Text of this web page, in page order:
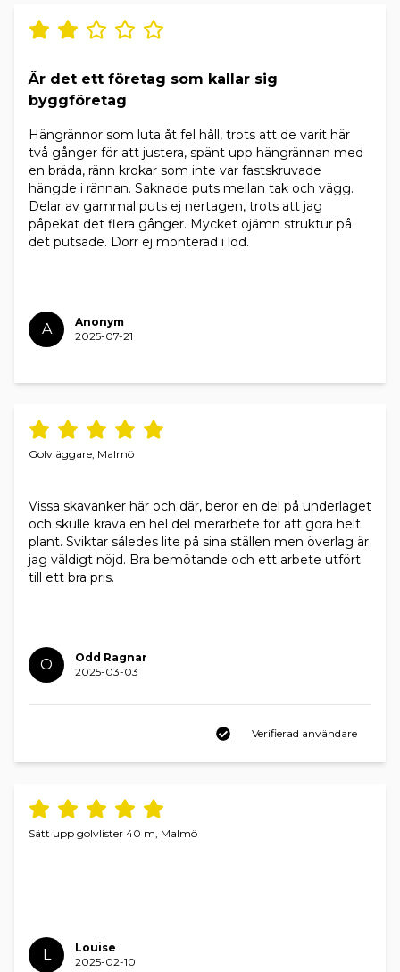
Är det ett företag som kallar sig
byggföretag
Hängrännor som luta åt fel håll, trots att de varit här
två gånger för att justera, spänt upp hängrännan med
en bräda, ränn krokar som inte var fastskruvade
hängde i rännan. Saknade puts mellan tak och vägg.
Delar av gammal puts ej nertagen, trots att jag
påpekat det flera gånger. Mycket ojämn struktur på
det putsade. Dörr ej monterad i lod.
A
Anonym
2025-07-21
Golvläggare, Malmö
Vissa skavanker här och där, beror en del på underlaget
och skulle kräva en hel del merarbete för att göra helt
plant. Sviktar således lite på sina ställen men överlag är
jag väldigt nöjd. Bra bemötande och ett arbete utfört
till ett bra pris.
O
Odd Ragnar
2025-03-03
Verifierad användare
Sätt upp golvlister 40 m, Malmö
L
Louise
2025-02-10